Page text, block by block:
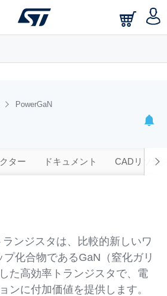
saved searches.
PowerGaN
ター ドキュメント CADリソー
ンジスタは、比較的新しいワ
プ化合物であるGaN（窒化ガリ
た高効率トランジスタで、電
ンに付加価値を提供します。